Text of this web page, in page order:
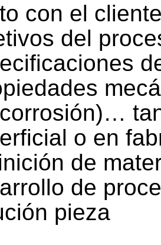
con el
del
o en
de
de
pieza